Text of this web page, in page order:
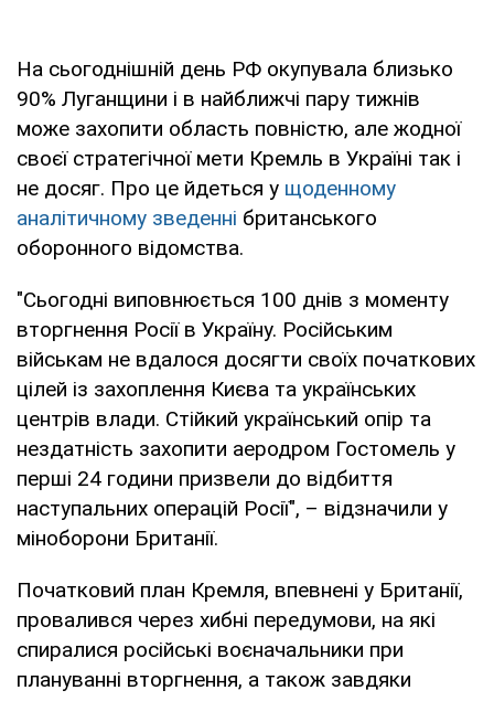
На сьогоднішній день РФ окупувала близько
90% Луганщини і в найближчі пару тижнів
може захопити область повністю, але жодної
своєї стратегічної мети Кремль в Україні так і
не досяг. Про це йдеться у щоденному
аналітичному зведенні британського
оборонного відомства.
"Сьогодні виповнюється 100 днів з моменту
вторгнення Росії в Україну. Російським
військам не вдалося досягти своїх початкових
цілей із захоплення Києва та українських
центрів влади. Стійкий український опір та
нездатність захопити аеродром Гостомель у
перші 24 години призвели до відбиття
наступальних операцій Росії", – відзначили у
міноборони Британії.
Початковий план Кремля, впевнені у Британії,
провалився через хибні передумови, на які
спиралися російські воєначальники при
плануванні вторгнення, а також завдяки